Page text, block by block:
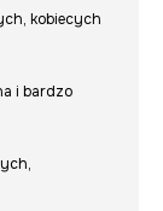
kobiecych
i bardzo